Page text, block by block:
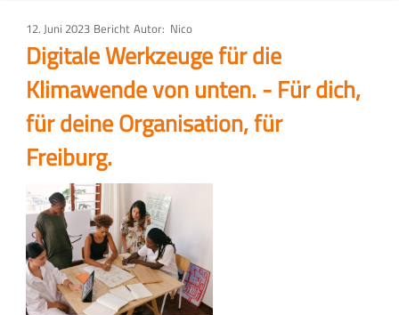
12. Juni 2023 Art
des
Artikels
Bericht Autor Nico
Digitale Werkzeuge für die
Klimawende von unten. - Für dich,
für deine Organisation, für
Freiburg.
Bild